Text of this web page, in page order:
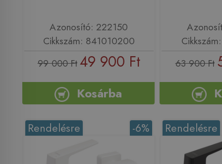
Azonosító: 222150
Cikkszám: 841010200
99 000 Ft 49 900 Ft
Kosárba
63 900 Ft
-6%
Rendelésre Rendelésre